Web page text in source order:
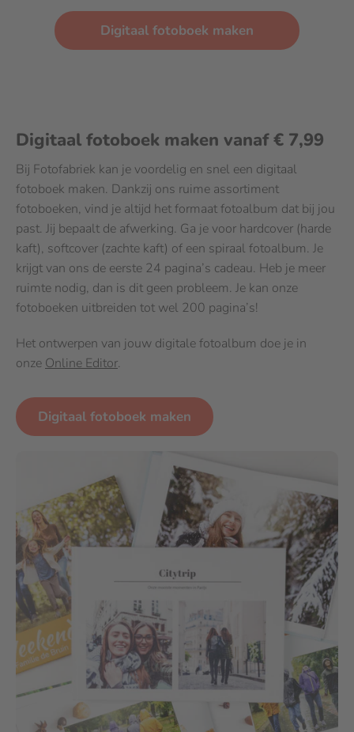
Digitaal fotoboek maken
Digitaal fotoboek maken vanaf € 7,99
Bij Fotofabriek kan je voordelig en snel een digitaal
fotoboek maken. Dankzij ons ruime assortiment
fotoboeken, vind je altijd het formaat fotoalbum dat bij jou
past. Jij bepaalt de afwerking. Ga je voor hardcover (harde
kaft), softcover (zachte kaft) of een spiraal fotoalbum. Je
krijgt van ons de eerste 24 pagina’s cadeau. Heb je meer
ruimte nodig, dan is dit geen probleem. Je kan onze
fotoboeken uitbreiden tot wel 200 pagina’s!
Het ontwerpen van jouw digitale fotoalbum doe je in
onze Online Editor.
Digitaal fotoboek maken